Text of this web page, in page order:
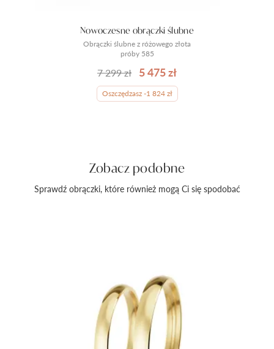
Obrączki ślubne z różowego złota
próby 585
Nowoczesne obrączki ślubne
7 299 zł 5 475 zł
Oszczędzasz -1 824 zł
Zobacz podobne
Sprawdź obrączki, które również mogą Ci się spodobać